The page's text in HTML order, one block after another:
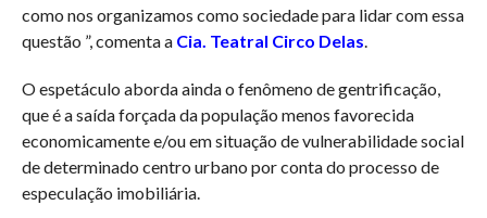
como nos organizamos como sociedade para lidar com essa
questão ”, comenta a Cia. Teatral Circo Delas.
O espetáculo aborda ainda o fenômeno de gentrificação,
que é a saída forçada da população menos favorecida
economicamente e/ou em situação de vulnerabilidade social
de determinado centro urbano por conta do processo de
especulação imobiliária.